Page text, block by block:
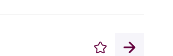
Enregistrer